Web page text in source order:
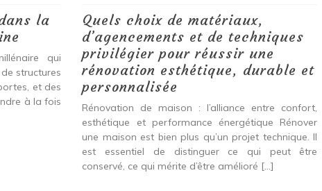
la
qui
structures
et des
à la fois
Quels choix de matériaux,
d’agencements et de techniques
privilégier pour réussir une
rénovation esthétique, durable et
personnalisée
Rénovation de maison : l’alliance entre confort,
esthétique et performance énergétique Rénover
une maison est bien plus qu’un projet technique. Il
est essentiel de distinguer ce qui peut être
conservé, ce qui mérite d’être amélioré […]